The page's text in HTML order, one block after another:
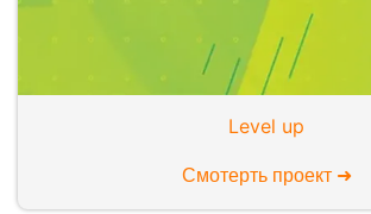
Level up
Смотерть проект ➜